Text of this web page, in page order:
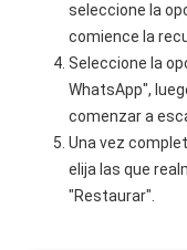
seleccione la
comience la
Seleccione la
WhatsApp",
comenzar a
Una vez
elija las que
"Restaurar".